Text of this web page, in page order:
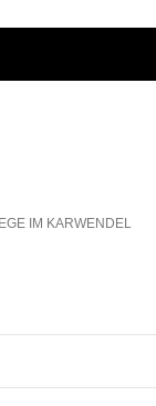
IM KARWENDEL